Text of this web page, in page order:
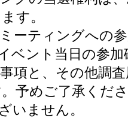
す。
ーティングへの
ベント当日の参
項と、その他調
予めご了承くだ
いません。